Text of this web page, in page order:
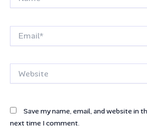
Save my name, email, and website in
next time I comment.